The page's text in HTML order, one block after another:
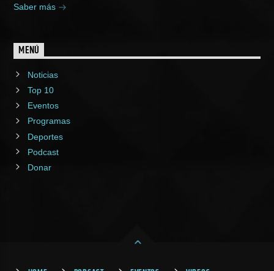
Saber más
MENÚ
Noticias
Top 10
Eventos
Programas
Deportes
Podcast
Donar